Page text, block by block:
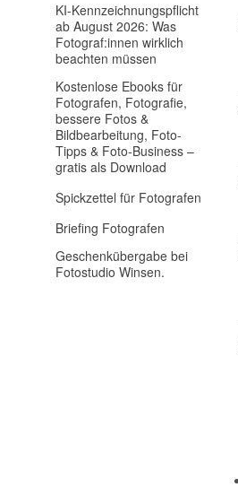
KI-Kennzeichnungspflicht
ab August 2026: Was
Fotograf:innen wirklich
beachten müssen
Kostenlose Ebooks für
Fotografen, Fotografie,
bessere Fotos &
Bildbearbeitung, Foto-
Tipps & Foto-Business –
gratis als Download
Spickzettel für Fotografen
Briefing Fotografen
Geschenkübergabe bei
Fotostudio Winsen.